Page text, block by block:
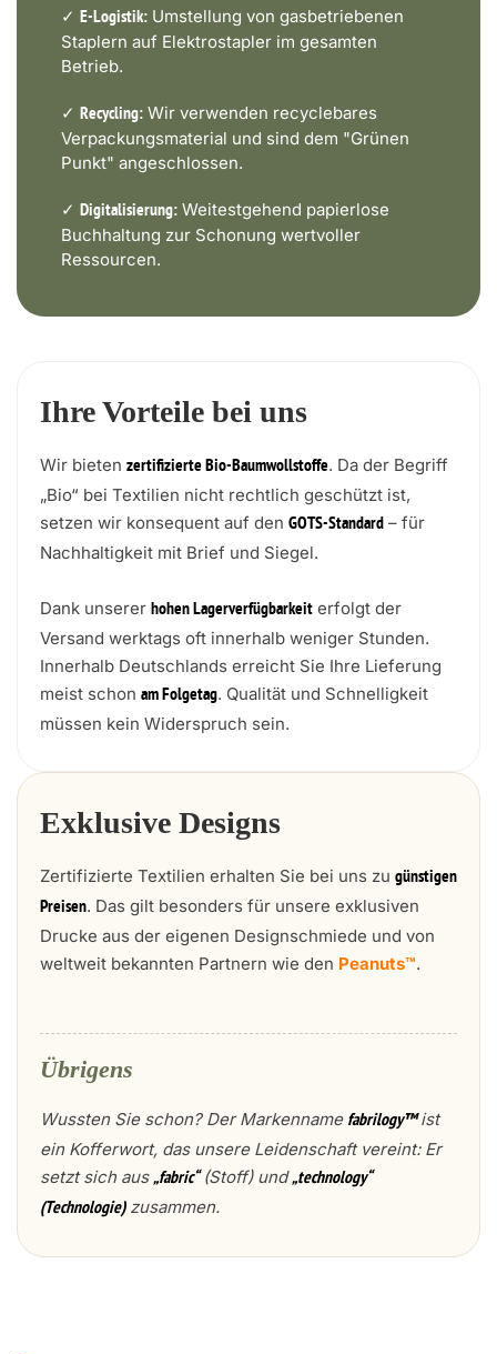
✓ E-Logistik: Umstellung von gasbetriebenen
Staplern auf Elektrostapler im gesamten
Betrieb.
✓ Recycling: Wir verwenden recyclebares
Verpackungsmaterial und sind dem "Grünen
Punkt" angeschlossen.
✓ Digitalisierung: Weitestgehend papierlose
Buchhaltung zur Schonung wertvoller
Ressourcen.
Ihre Vorteile bei uns
Wir bieten zertifizierte Bio-Baumwollstoffe. Da der Begriff
„Bio“ bei Textilien nicht rechtlich geschützt ist,
setzen wir konsequent auf den GOTS-Standard – für
Nachhaltigkeit mit Brief und Siegel.
Dank unserer hohen Lagerverfügbarkeit erfolgt der
Versand werktags oft innerhalb weniger Stunden.
Innerhalb Deutschlands erreicht Sie Ihre Lieferung
meist schon am Folgetag. Qualität und Schnelligkeit
müssen kein Widerspruch sein.
Exklusive Designs
Zertifizierte Textilien erhalten Sie bei uns zu günstigen
Preisen. Das gilt besonders für unsere exklusiven
Drucke aus der eigenen Designschmiede und von
weltweit bekannten Partnern wie den Peanuts™.
Übrigens
Wussten Sie schon? Der Markenname fabrilogy™ist
ein Kofferwort, das unsere Leidenschaft vereint: Er
setzt sich aus„fabric“(Stoff) und„technology“
(Technologie)zusammen.